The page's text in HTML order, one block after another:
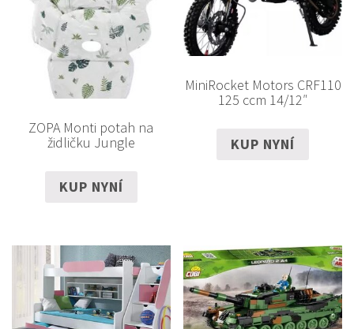
ZOPA Monti potah na
židličku Jungle
KUP NYNÍ
MiniRocket Motors CRF110
125 ccm 14/12″
KUP NYNÍ